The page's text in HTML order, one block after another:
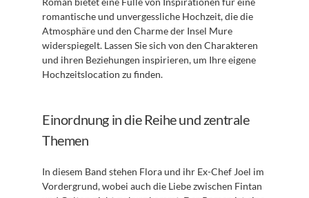
romantische und unvergessliche Hochzeit, die die
Atmosphäre und den Charme der Insel Mure
widerspiegelt. Lassen Sie sich von den Charakteren
und ihren Beziehungen inspirieren, um Ihre eigene
Hochzeitslocation zu finden.
Einordnung in die Reihe und zentrale
Themen
In diesem Band stehen Flora und ihr Ex-Chef Joel im
Vordergrund, wobei auch die Liebe zwischen Fintan